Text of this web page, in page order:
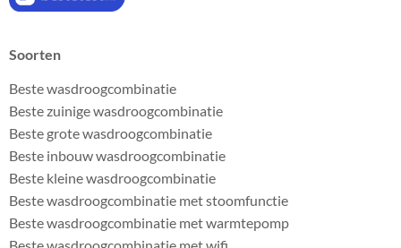
Soorten
Beste wasdroogcombinatie
Beste zuinige wasdroogcombinatie
Beste grote wasdroogcombinatie
Beste inbouw wasdroogcombinatie
Beste kleine wasdroogcombinatie
Beste wasdroogcombinatie met stoomfunctie
Beste wasdroogcombinatie met warmtepomp